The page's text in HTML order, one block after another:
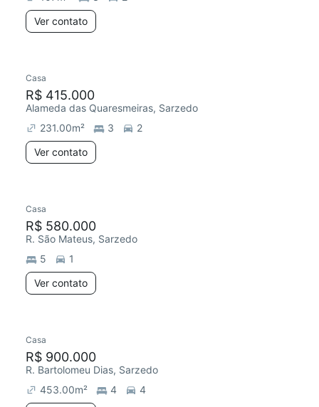
Ver contato
Casa
R$ 415.000
Alameda das Quaresmeiras, Sarzedo
231.00m² 3
2
Ver contato
Casa
R$ 580.000
R. São Mateus, Sarzedo
5
1
Ver contato
Casa
R$ 900.000
R. Bartolomeu Dias, Sarzedo
453.00m² 4
4